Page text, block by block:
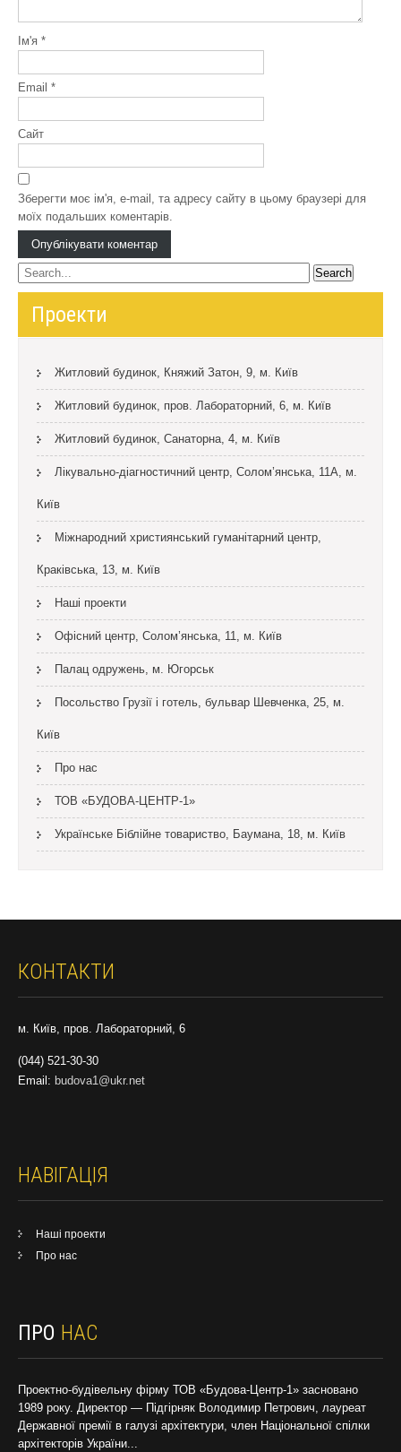
Ім'я *
Email *
Сайт
Зберегти моє ім'я, e-mail, та адресу сайту в цьому браузері для
моїх подальших коментарів.
Проекти
Житловий будинок, Княжий Затон, 9, м. Київ
Житловий будинок, пров. Лабораторний, 6, м. Київ
Житловий будинок, Санаторна, 4, м. Київ
Лікувально-діагностичний центр, Солом’янська, 11А, м.
Київ
Міжнародний християнський гуманітарний центр,
Краківська, 13, м. Київ
Наші проекти
Офісний центр, Солом’янська, 11, м. Київ
Палац одружень, м. Югорськ
Посольство Грузії і готель, бульвар Шевченка, 25, м.
Київ
Про нас
ТОВ «БУДОВА-ЦЕНТР-1»
Українське Біблійне товариство, Баумана, 18, м. Київ
КОНТАКТИ
м. Київ, пров. Лабораторний, 6
(044) 521-30-30
Email: budova1@ukr.net
НАВІГАЦІЯ
Наші проекти
Про нас
ПРО НАС
Проектно-будівельну фірму ТОВ «Будова-Центр-1» засновано
1989 року. Директор — Підгірняк Володимир Петрович, лауреат
Державної премії в галузі архітектури, член Національної спілки
архітекторів України...